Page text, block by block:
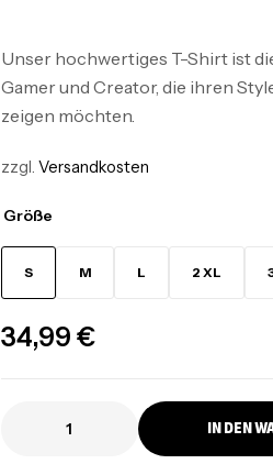
Unser hochwertiges T-Shirt ist
Gamer und Creator, die ihren
zeigen möchten.
zzgl. Versandkosten
Größe
S M L 2 XL
34,99 €
IN DEN